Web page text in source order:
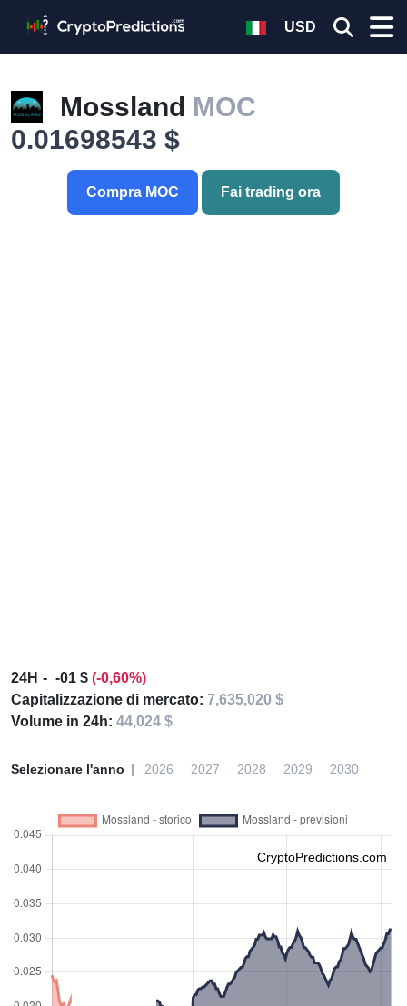
USD
Mossland MOC
0.01698543 $
Compra MOC Fai trading ora
24H -01 $ (-0,60%)
Capitalizzazione di mercato: 7,635,020 $
Volume in 24h: 44,024 $
Selezionare l'anno 2026 2027 2028 2029 2030
CryptoPredictions.com